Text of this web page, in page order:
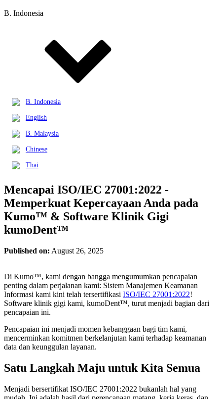
B. Indonesia
B. Indonesia
English
B. Malaysia
Chinese
Thai
Mencapai ISO/IEC 27001:2022 -
Memperkuat Kepercayaan Anda pada
Kumo™ & Software Klinik Gigi
kumoDent™
Published on: August 26, 2025
Di Kumo™, kami dengan bangga mengumumkan pencapaian
penting dalam perjalanan kami: Sistem Manajemen Keamanan
Informasi kami kini telah tersertifikasi ISO/IEC 27001:2022!
Software klinik gigi kami, kumoDent™, turut menjadi bagian dari
pencapaian ini.
Pencapaian ini menjadi momen kebanggaan bagi tim kami,
mencerminkan komitmen berkelanjutan kami terhadap keamanan
data dan keunggulan layanan.
Satu Langkah Maju untuk Kita Semua
Menjadi bersertifikat ISO/IEC 27001:2022 bukanlah hal yang